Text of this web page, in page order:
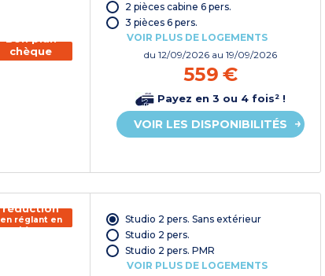
chèque
vacances
2 pièces cabine 6 pers.
3 pièces 6 pers.
VOIR PLUS DE LOGEMENTS
du12/09/2026 au 19/09/2026
559 €
Payez en 3 ou 4 fois² !
VOIR LES DISPONIBILITÉS
150€ de
réduction
en réglant en
chèque
Studio 2 pers. Sans extérieur
Studio 2 pers.
Studio 2 pers. PMR
VOIR PLUS DE LOGEMENTS